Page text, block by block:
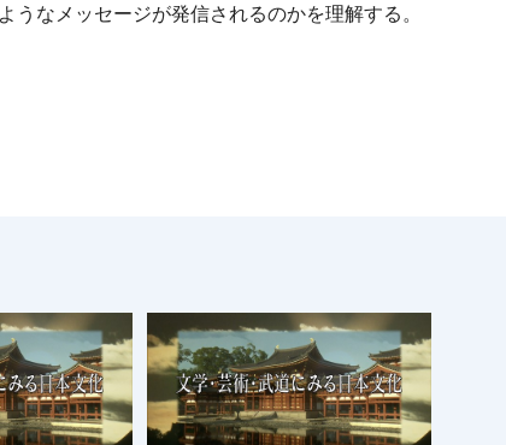
なメッセージが発信されるのかを理解する。